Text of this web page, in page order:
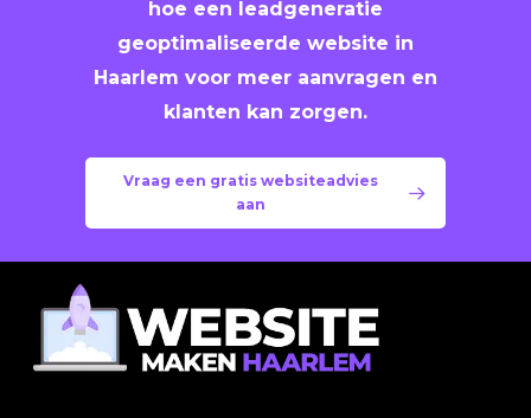
hoe een leadgeneratie
geoptimaliseerde website in
Haarlem voor meer aanvragen en
klanten kan zorgen.
Vraag een gratis websiteadvies
aan